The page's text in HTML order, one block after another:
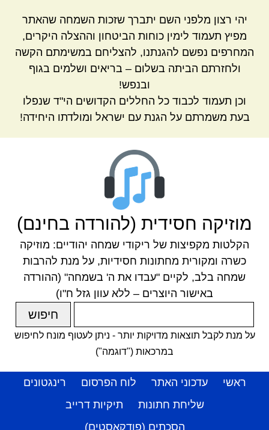
יהי רצון מלפני השם יתברך שזכות השמחה שהאתר
מפיץ תעמוד לימין כוחות הביטחון וההצלה היקרים,
המחרפים נפשם להגנתנו, להצליחם במשימתם הקשה
ולחזרתם הביתה בשלום – בריאים ושלמים בגוף
ובנפש!
וכן תעמוד לכבוד כל החללים הקדושים הי"ד שנפלו
בעת משמרתם על הגנת עם ישראל ומולדתו היחידה!
מוזיקה חסידית (להורדה בחינם)
הקלטות מקפיצות של ריקודי שמחה יהודיים: מוזיקה
כשרה ומקורית מחתונות חסידיות, על מנת להרבות
שמחה בלב, לקיים "עבדו את ה' בשמחה" (ההורדה
באישור היוצרים – ללא עוון גזל ח"ו)
על מנת לקבל תוצאות מדויקות יותר - ניתן לעטוף מונח לחיפוש
במרכאות ("דוגמה")
ראשי עדכוני האתר לוח הפרסום
רינגטונים
שליחת חתונות
תיקיות דרייב
הסכתים (פודקאסטים)